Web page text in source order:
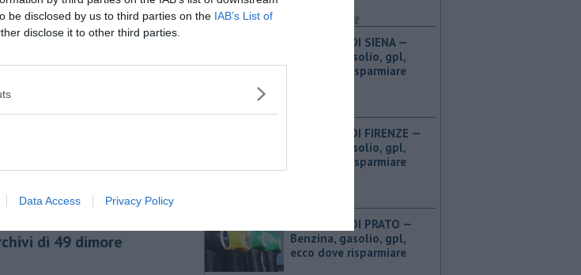
be disclosed by us to third parties on the IAB’s List of
disclose it to other third parties.
Data Access Privacy Policy
Ottobre, e c'è ancora poco tempo per
è obbligatoria
DOMENICA
manifestazioni in
in Toscana dalle istituzioni e da Cgil,
Ecco l'intero calendario
di 49 dimore
PROVINCIA DI SIENA — ​
Benzina, gasolio, gpl,
ecco dove risparmiare
PROVINCIA DI FIRENZE — ​
Benzina, gasolio, gpl,
ecco dove risparmiare
PROVINCIA DI PRATO — ​
Benzina, gasolio, gpl,
ecco dove risparmiare